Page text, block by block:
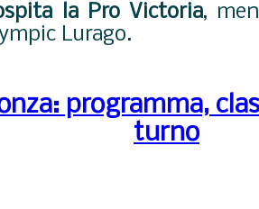
la Pro Victoria,
Lurago.
programma,
turno